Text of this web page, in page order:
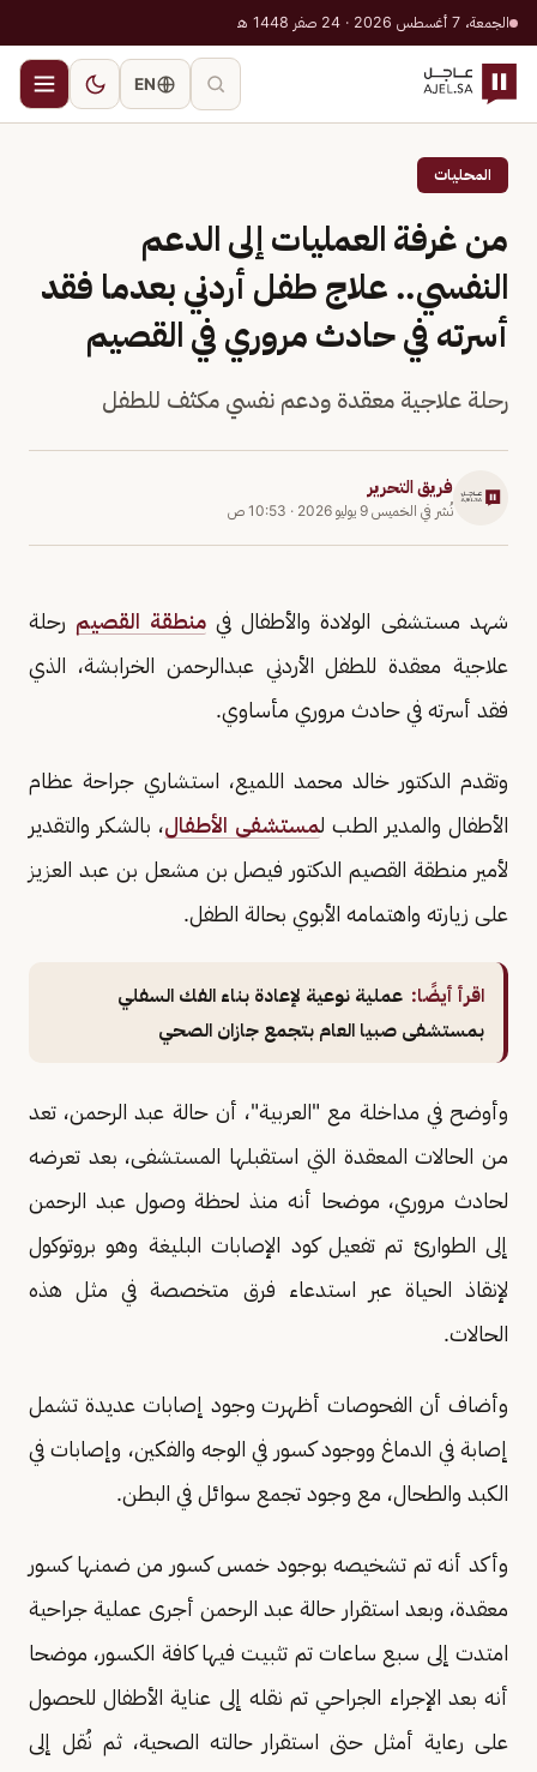
الجمعة، 7 أغسطس 2026 · 24 صفر 1448 هـ
EN
المحليات
من غرفة العمليات إلى الدعم
النفسي.. علاج طفل أردني بعدما فقد
أسرته في حادث مروري في القصيم
رحلة علاجية معقدة ودعم نفسي مكثف للطفل
فريق التحرير
نُشر في الخميس 9 يوليو 2026 · 10:53 ص
شهد مستشفى الولادة والأطفال فيمنطقة القصيم رحلة
علاجية معقدة للطفل الأردني عبدالرحمن الخرابشة، الذي
فقد أسرته في حادث مروري مأساوي.
وتقدم الدكتور خالد محمد اللميع، استشاري جراحة عظام
الأطفال والمدير الطب لمستشفى الأطفال، بالشكر والتقدير
لأمير منطقة القصيم الدكتور فيصل بن مشعل بن عبد العزيز
على زيارته واهتمامه الأبوي بحالة الطفل.
اقرأ أيضًا: عملية نوعية لإعادة بناء الفك السفلي
بمستشفى صبيا العام بتجمع جازان الصحي
وأوضح في مداخلة مع "العربية"، أن حالة عبد الرحمن، تعد
من الحالات المعقدة التي استقبلها المستشفى، بعد تعرضه
لحادث مروري، موضحا أنه منذ لحظة وصول عبد الرحمن
إلى الطوارئ تم تفعيل كود الإصابات البليغة وهو بروتوكول
لإنقاذ الحياة عبر استدعاء فرق متخصصة في مثل هذه
الحالات.
وأضاف أن الفحوصات أظهرت وجود إصابات عديدة تشمل
إصابة في الدماغ ووجود كسور في الوجه والفكين، وإصابات في
الكبد والطحال، مع وجود تجمع سوائل في البطن.
وأكد أنه تم تشخيصه بوجود خمس كسور من ضمنها كسور
معقدة، وبعد استقرار حالة عبد الرحمن أجرى عملية جراحية
امتدت إلى سبع ساعات تم تثبيت فيها كافة الكسور، موضحا
أنه بعد الإجراء الجراحي تم نقله إلى عناية الأطفال للحصول
على رعاية أمثل حتى استقرار حالته الصحية، ثم نُقل إلى